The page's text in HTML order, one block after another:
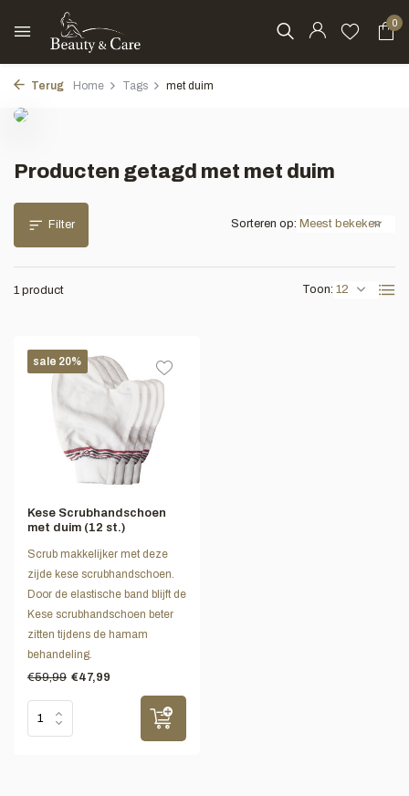
0
Terug Home Tags met duim
Producten getagd met met duim
Filter
1 product Toon:
Sorteren op:
sale 20%
Kese Scrubhandschoen
met duim (12 st.)
Scrub makkelijker met deze
zijde kese scrubhandschoen.
Door de elastische band blijft de
Kese scrubhandschoen beter
zitten tijdens de hamam
behandeling.
€59,99 €47,99